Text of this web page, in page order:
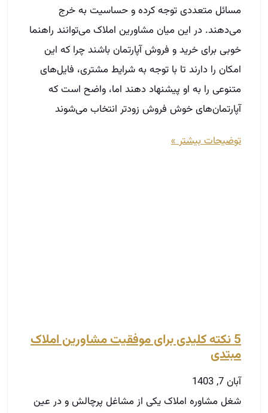
مسائل متعددی توجه کرده و حساسیت به خرج
می‌دهند. در این میان مشاورین املاک می‌توانند راهنما
خوبی برای خرید و فروش آپارتمان باشند چرا که این
امکان را دارند تا با توجه به شرایط مشتری، فایل‌های
متنوعی را به او پیشنهاد دهند اما، واضح است که
آپارتمان‌های خوش فروش زودتر انتخاب می‌شوند
توضیحات بیشتر »
5 نکته کلیدی برای موفقیت مشاورین املاک
مبتدی
آبان 7, 1403
شغل مشاوره املاک یکی از مشاغل پرچالش و در عین